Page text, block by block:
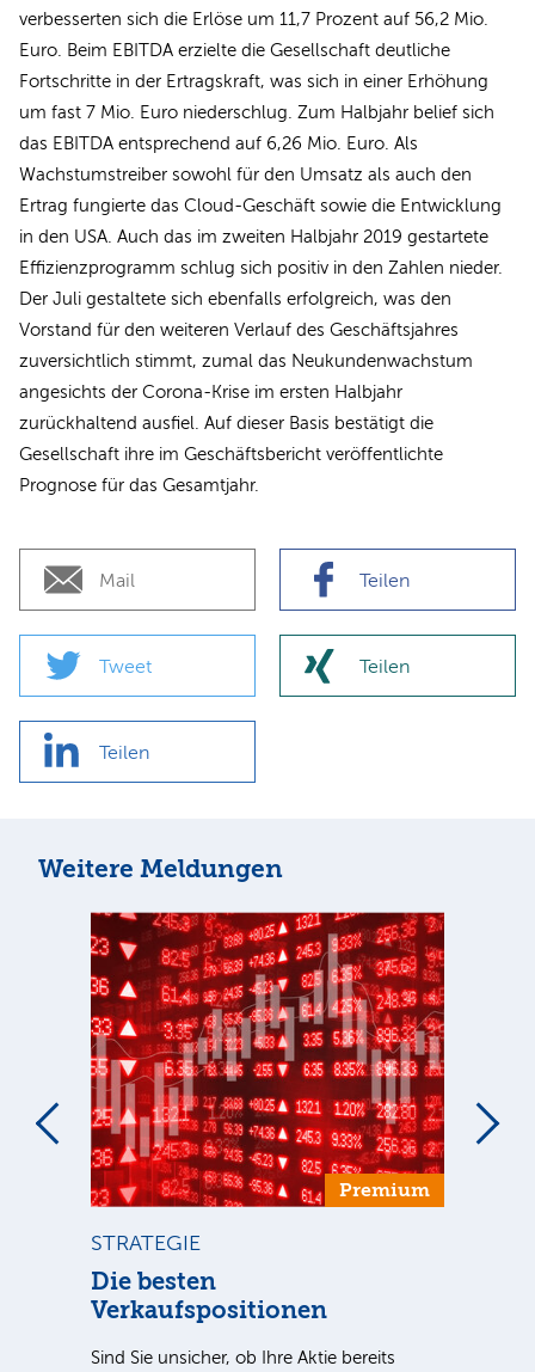
verbesserten sich die Erlöse um 11,7 Prozent auf 56,2 Mio.
Euro. Beim EBITDA erzielte die Gesellschaft deutliche
Fortschritte in der Ertragskraft, was sich in einer Erhöhung
um fast 7 Mio. Euro niederschlug. Zum Halbjahr belief sich
das EBITDA entsprechend auf 6,26 Mio. Euro. Als
Wachstumstreiber sowohl für den Umsatz als auch den
Ertrag fungierte das Cloud-Geschäft sowie die Entwicklung
in den USA. Auch das im zweiten Halbjahr 2019 gestartete
Effizienzprogramm schlug sich positiv in den Zahlen nieder.
Der Juli gestaltete sich ebenfalls erfolgreich, was den
Vorstand für den weiteren Verlauf des Geschäftsjahres
zuversichtlich stimmt, zumal das Neukundenwachstum
angesichts der Corona-Krise im ersten Halbjahr
zurückhaltend ausfiel. Auf dieser Basis bestätigt die
Gesellschaft ihre im Geschäftsbericht veröffentlichte
Prognose für das Gesamtjahr.
Mail Teilen
Tweet Teilen
Teilen
Weitere Meldungen
Premium
STRATEGIE
Die besten
Verkaufspositionen
Sind Sie unsicher, ob Ihre Aktie bereits